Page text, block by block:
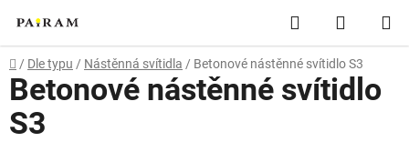
obsah
Hledat
KOŠÍK
Domů
/ Dle typu / Nástěnná svítidla / Betonové nástěnné svítidlo S3
Betonové nástěnné svítidlo
S3